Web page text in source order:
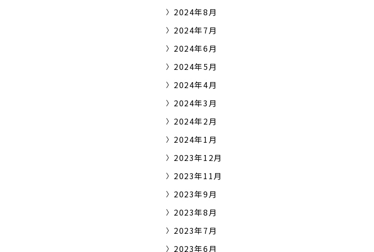
2024年8月
2024年7月
2024年6月
2024年5月
2024年4月
2024年3月
2024年2月
2024年1月
2023年12月
2023年11月
2023年9月
2023年8月
2023年7月
2023年6月